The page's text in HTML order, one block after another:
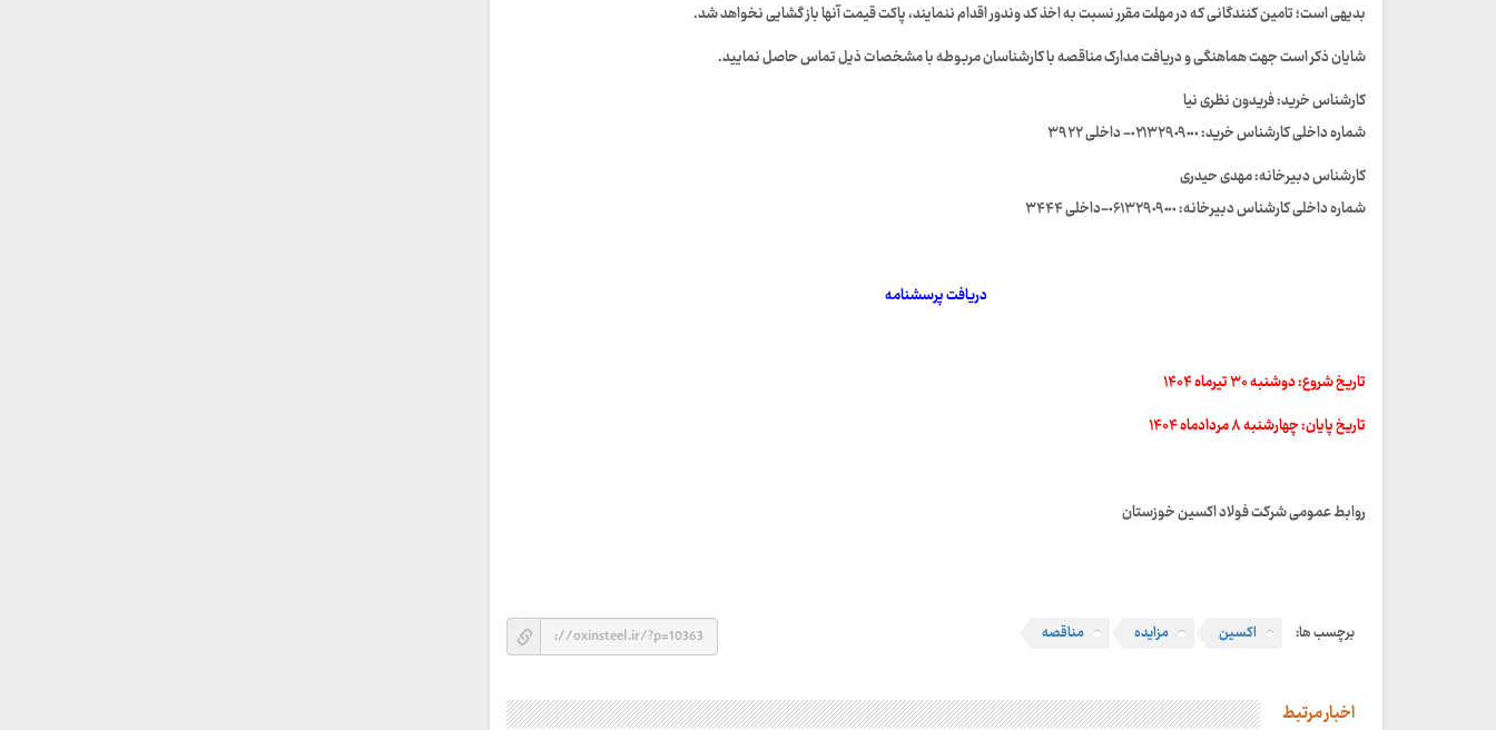
بدیهی است؛ تامین کنندگانی که در مهلت مقرر نسبت به اخذ كد وندور اقدام ننمايند، پاكت قيمت آنها باز گشایی نخواهد شد.
شایان ذکر است جهت هماهنگی و دریافت مدارک مناقصه با کارشناسان مربوطه با مشخصات ذیل تماس حاصل نمایید.
کارشناس خرید: فریدون نظری نیا
شماره داخلی كارشناس خريد: ٠٢١٣٢٩٠٩٠٠٠- داخلى ٣٩٢٢
کارشناس دبیرخانه: مهدی حیدری
شماره داخلی کارشناس دبيرخانه: ٠۶١٣٢٩٠٩٠٠٠-داخلى ۳۴۴۴
دریافت پرسشنامه
تاریخ شروع: دوشنبه ۳۰ تیرماه ۱۴۰۴
تاریخ پایان: چهارشنبه ۸ مردادماه ۱۴۰۴
روابط عمومی شرکت فولاد اکسین خوزستان
برچسب ها: اکسین مزایده مناقصه
اخبار مرتبط